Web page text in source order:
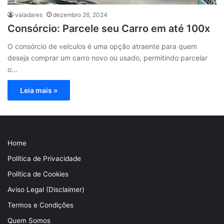
valadares dezembro 26, 2024
Consórcio: Parcele seu Carro em até 100x
O consórcio de veículos é uma opção atraente para quem
deseja comprar um carro novo ou usado, permitindo parcelar
o…
Leia mais »
Home
Política de Privacidade
Política de Cookies
Aviso Legal (Disclaimer)
Termos e Condições
Quem Somos